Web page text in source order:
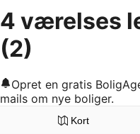
4 værelses
(2)
Opret en gratis
mails om nye boliger.
Kort